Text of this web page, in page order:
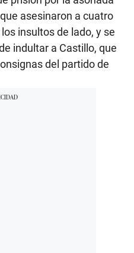
asesinaron a cuatro
insultos de lado, y se
indultar a Castillo, que
del partido de